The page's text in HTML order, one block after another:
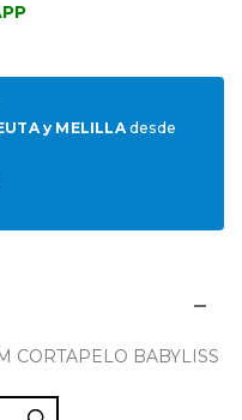
y MELILLAdesde
CORTAPELO BABYLISS